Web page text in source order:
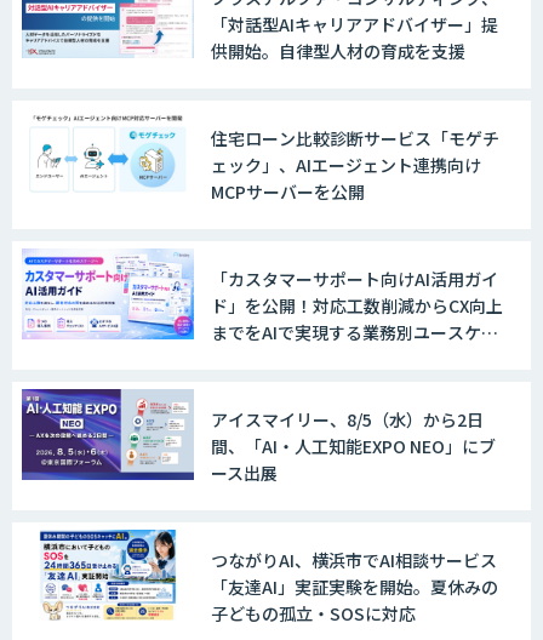
「対話型AIキャリアアドバイザー」提
供開始。自律型人材の育成を支援
住宅ローン比較診断サービス「モゲチ
ェック」、AIエージェント連携向け
MCPサーバーを公開
「カスタマーサポート向けAI活用ガイ
ド」を公開！対応工数削減からCX向上
までをAIで実現する業務別ユースケー
アイスマイリー、8/5（水）から2日
間、「AI・人工知能EXPO NEO」にブ
ース出展
つながりAI、横浜市でAI相談サービス
「友達AI」実証実験を開始。夏休みの
子どもの孤立・SOSに対応